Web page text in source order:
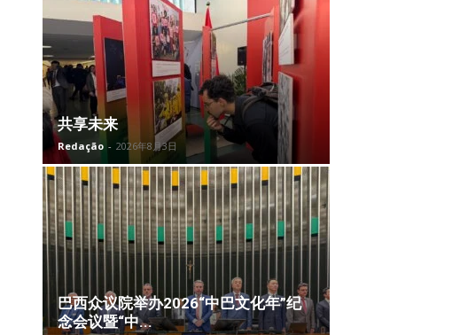
共享未来
Redação - 2026年8月3日
巴西众议院举办2026“中巴文化年”纪
念会议暨“中...